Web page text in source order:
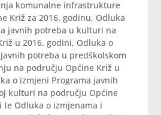
komunalne infrastrukture
Križ za 2016. godinu, Odluka
javnih potreba u kulturi na
u 2016. godini, Odluka o
potreba u predškolskom
na području Općine Križ u
o izmjeni Programa javnih
kulturi na području Općine
te Odluka o izmjenama i